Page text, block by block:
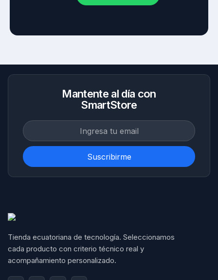
Mantente al día con
SmartStore
Suscribirme
Tienda ecuatoriana de tecnología. Seleccionamos
cada producto con criterio técnico real y
acompañamiento personalizado.